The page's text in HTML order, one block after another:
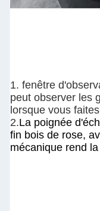
1. fenêtre
peut observer les
lorsque vous
2.La poignée
fin bois de rose,
mécanique rend